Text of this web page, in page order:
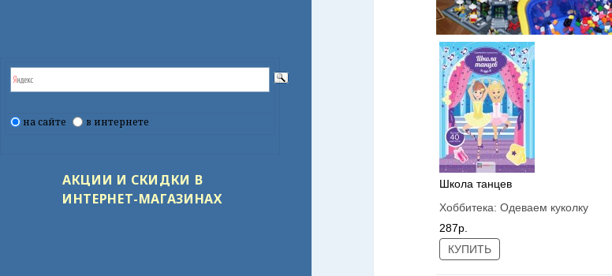
на сайте в интернете
АКЦИИ И СКИДКИ В
ИНТЕРНЕТ-МАГАЗИНАХ
Школа танцев
Хоббитека:Одеваем куколку
287р.
КУПИТЬ